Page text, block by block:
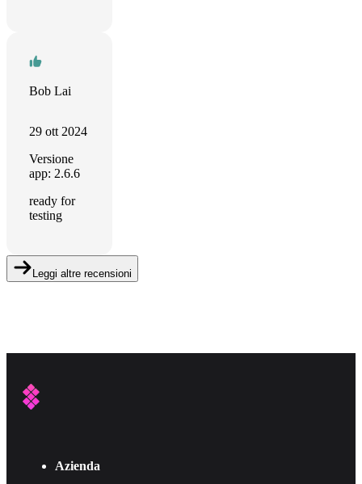
Bob Lai
29 ott 2024
Versione
app: 2.6.6
ready for
testing
Leggi altre recensioni
Azienda